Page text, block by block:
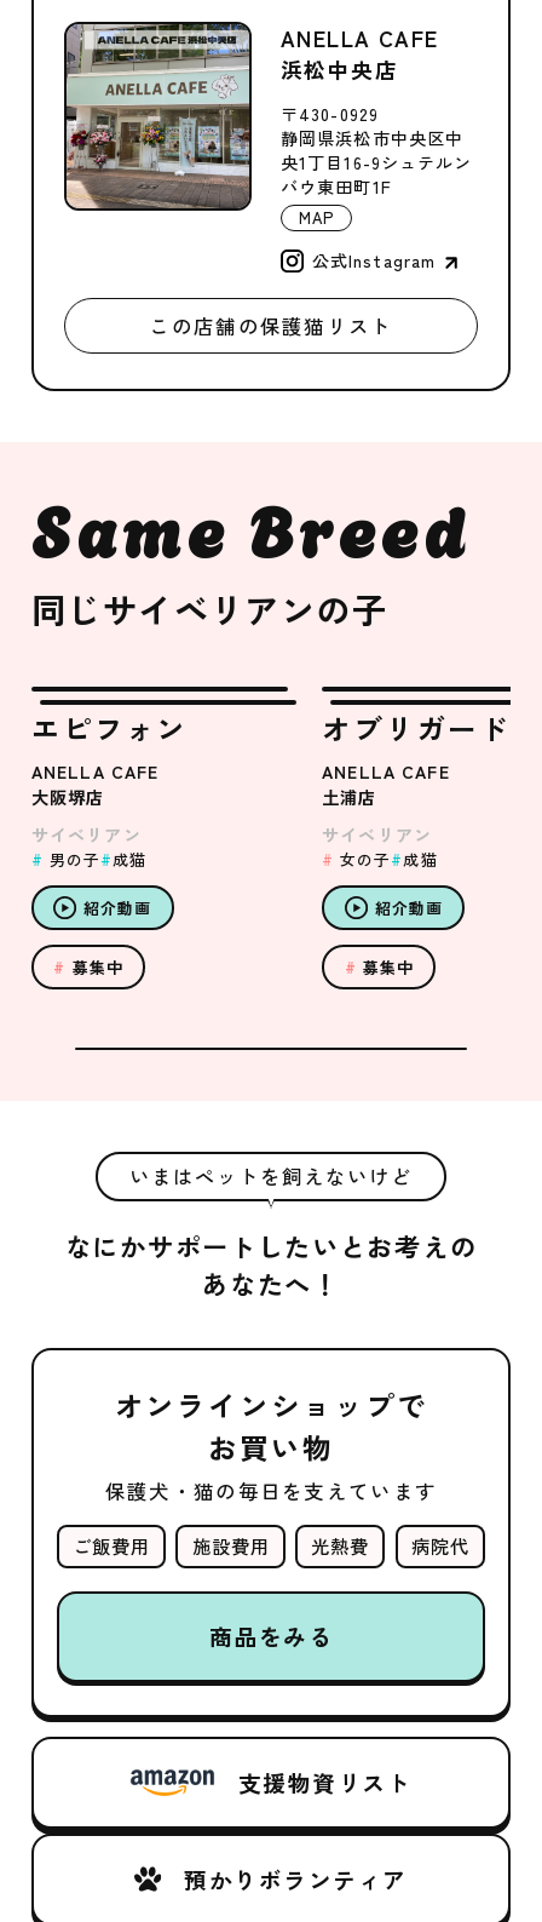
ANELLA CAFE
浜松中央店
〒430-0929
静岡県浜松市中央区中
央1丁目16-9シュテルン
バウ東田町1F
MAP
公式Instagram
この店舗の保護猫リスト
Same Breed
同じサイベリアンの子
エピフォン
ANELLA CAFE
大阪堺店
サイベリアン
男の子 成猫
紹介動画
募集中
オブリガード
ANELLA CAFE
土浦店
サイベリアン
女の子 成猫
紹介動画
募集中
いまはペットを飼えないけど
なにかサポートしたいとお考えの
あなたへ！
オンラインショップで
お買い物
保護犬・猫の毎日を支えています
ご飯費用 施設費用 光熱費 病院代
商品をみる
支援物資リスト
預かりボランティア